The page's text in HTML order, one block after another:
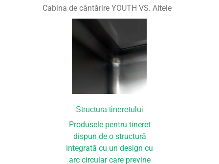
Cabina de cântărire YOUTH VS. Altele
Structura tineretului
Produsele pentru tineret
dispun de o structură
integrată cu un design cu
arc circular care previne